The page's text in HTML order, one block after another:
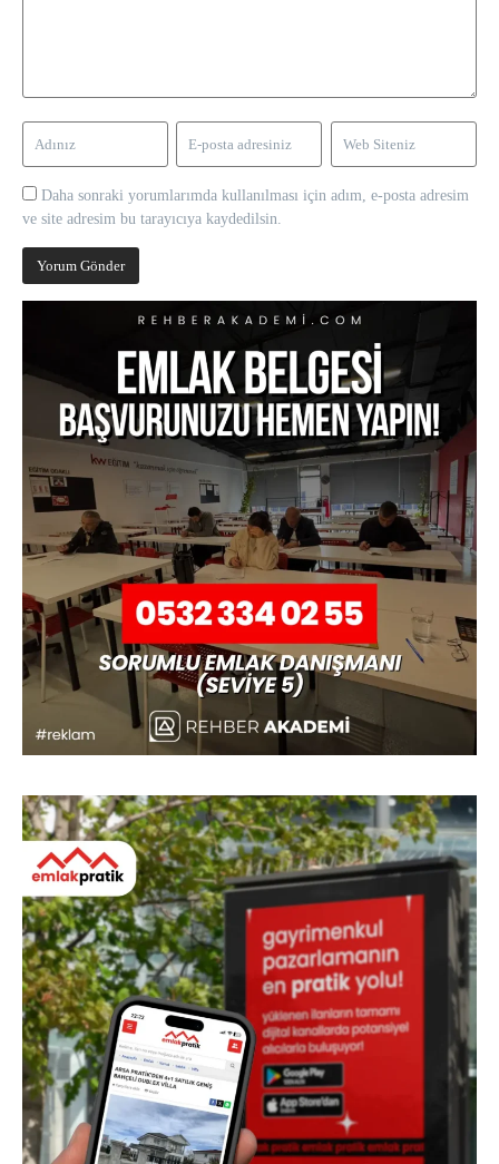
Daha sonraki yorumlarımda kullanılması için adım, e-posta adresim
ve site adresim bu tarayıcıya kaydedilsin.